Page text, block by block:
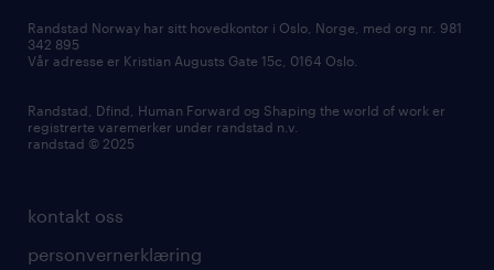
kontakt oss
personvernerklæring
Randstad Norway har sitt hovedkontor i Oslo, Norge, med org nr. 981
342 895
Vår adresse er Kristian Augusts Gate 15c, 0164 Oslo.
Randstad, Dfind, Human Forward og Shaping the world of work er
registrerte varemerker under randstad n.v.
randstad © 2025